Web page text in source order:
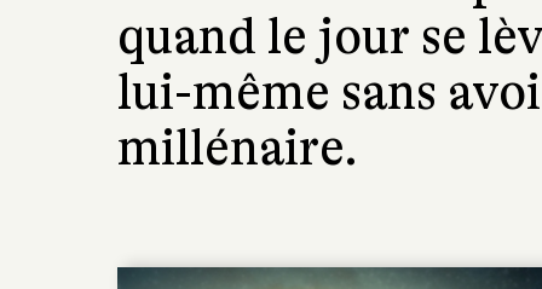
quand le jour se
lui-même sans
millénaire.